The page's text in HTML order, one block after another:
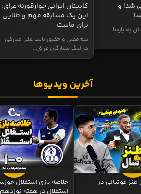
شد! و
به بارسا
کاپیتان ایرانی چوارقورنه عراق:
این یک مسابقه مهم و طلایی
برای ماست
نیم‌فصل و حضور ثابت علی مبارکی
در لیگ ستارگان عراق...
آخرین ویدیوها
فوتبالی در
استقلال در هفته نوزدهم